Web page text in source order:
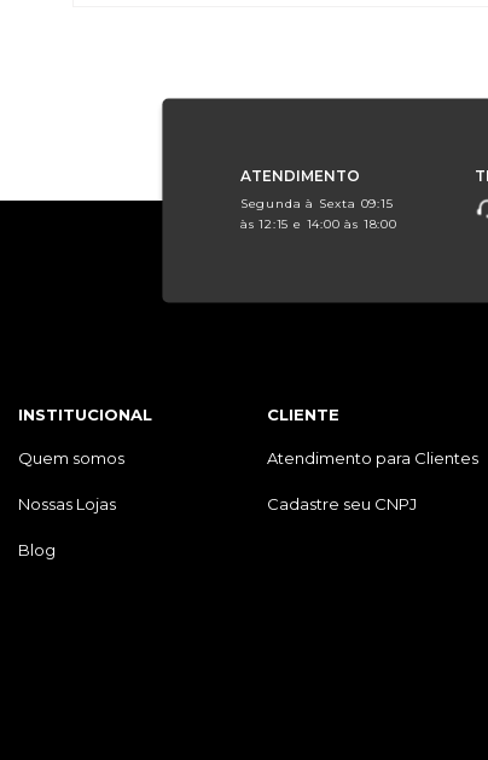
ATENDIMENTO
Segunda à Sexta 09:15
às 12:15 e 14:00 às 18:00
INSTITUCIONAL
Quem somos
Nossas Lojas
Blog
CLIENTE
Atendimento para Clientes
Cadastre seu CNPJ